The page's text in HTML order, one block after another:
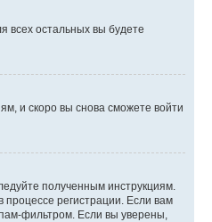
всех остальных вы будете
и скоро вы снова сможете войти
полученным инструкциям.
регистрации. Если вам
фильтром. Если вы уверены,